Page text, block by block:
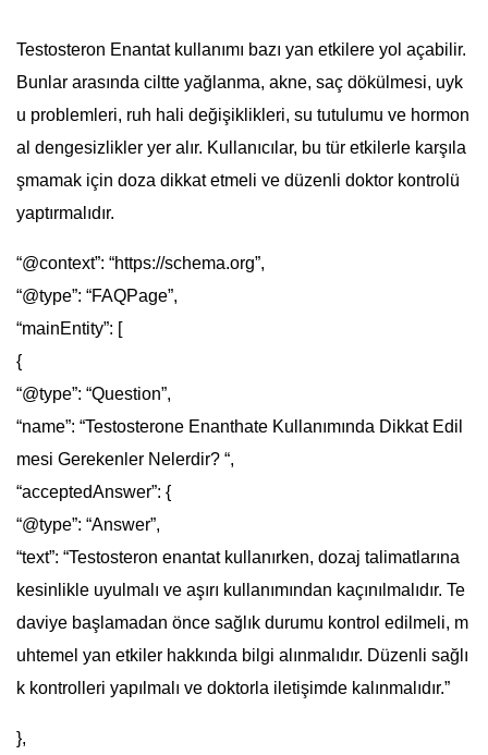
Testosteron Enantat kullanımı bazı yan etkilere yol açabilir.
Bunlar arasında ciltte yağlanma, akne, saç dökülmesi, uyk
u problemleri, ruh hali değişiklikleri, su tutulumu ve hormon
al dengesizlikler yer alır. Kullanıcılar, bu tür etkilerle karşıla
şmamak için doza dikkat etmeli ve düzenli doktor kontrolü
yaptırmalıdır.
“@context”: “https://schema.org”,
“@type”: “FAQPage”,
“mainEntity”: [
{
“@type”: “Question”,
“name”: “Testosterone Enanthate Kullanımında Dikkat Edil
mesi Gerekenler Nelerdir? “,
“acceptedAnswer”: {
“@type”: “Answer”,
“text”: “Testosteron enantat kullanırken, dozaj talimatlarına
kesinlikle uyulmalı ve aşırı kullanımından kaçınılmalıdır. Te
daviye başlamadan önce sağlık durumu kontrol edilmeli, m
uhtemel yan etkiler hakkında bilgi alınmalıdır. Düzenli sağlı
k kontrolleri yapılmalı ve doktorla iletişimde kalınmalıdır.”
},